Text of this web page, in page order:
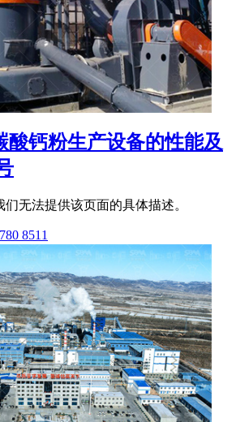
酸钙粉生产设备的性能及
无法提供该页面的具体描述。
8511